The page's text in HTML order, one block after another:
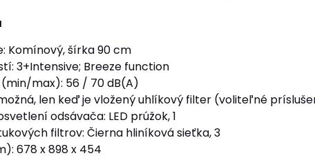
Komínový, šírka 90 cm
3+Intensive; Breeze function
(min/max): 56 / 70 dB(A)
len keď je vložený uhlíkový filter (voliteľné
odsávača: LED prúžok, 1
filtrov: Čierna hliníková sieťka, 3
678 x 898 x 454